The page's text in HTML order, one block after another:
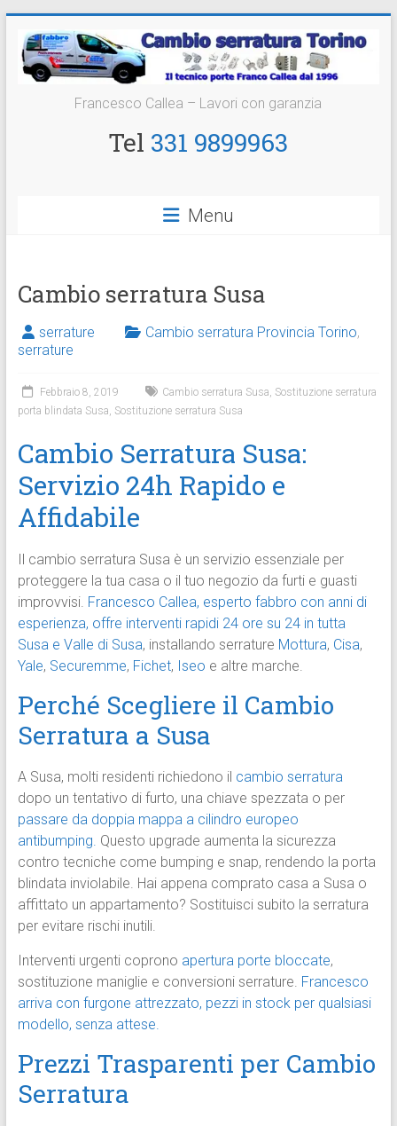
contenuto
Cambio
Serratura
Francesco Callea – Lavori con garanzia
Tel 331 9899963
Menu
Cambio serratura Susa
serrature Cambio serratura Provincia Torino,
serrature
Febbraio 8, 2019 Cambio serratura Susa, Sostituzione serratura
porta blindata Susa, Sostituzione serratura Susa
Cambio Serratura Susa:
Servizio 24h Rapido e
Affidabile
Il cambio serratura Susa è un servizio essenziale per
proteggere la tua casa o il tuo negozio da furti e guasti
improvvisi. Francesco Callea, esperto fabbro con anni di
esperienza, offre interventi rapidi 24 ore su 24 in tutta
Susa e Valle di Susa, installando serrature Mottura, Cisa,
Yale, Securemme, Fichet, Iseo e altre marche.
Perché Scegliere il Cambio
Serratura a Susa
A Susa, molti residenti richiedono il cambio serratura
dopo un tentativo di furto, una chiave spezzata o per
passare da doppia mappa a cilindro europeo
antibumping. Questo upgrade aumenta la sicurezza
contro tecniche come bumping e snap, rendendo la porta
blindata inviolabile. Hai appena comprato casa a Susa o
affittato un appartamento? Sostituisci subito la serratura
per evitare rischi inutili.
Interventi urgenti coprono apertura porte bloccate,
sostituzione maniglie e conversioni serrature. Francesco
arriva con furgone attrezzato, pezzi in stock per qualsiasi
modello, senza attese.
Prezzi Trasparenti per Cambio
Serratura